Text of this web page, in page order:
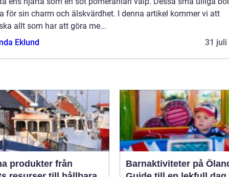
för sin charm och älskvärdhet. I denna artikel kommer vi att
allt som har att göra me...
Eklund
31 juli
produkter från
Barnaktiviteter på